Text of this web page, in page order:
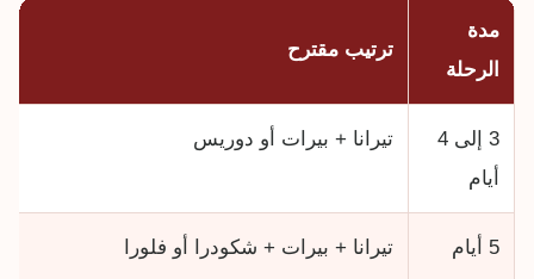
مدة
الرحلة
ترتيب مقترح
3 إلى 4
أيام
تيرانا + بيرات أو دوريس
5 أيام تيرانا + بيرات + شكودرا أو فلورا